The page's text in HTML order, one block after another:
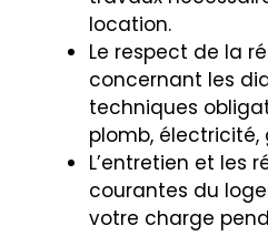
location.
Le respect de la
concernant les
techniques
plomb, électricité,
L’entretien et les
courantes du
votre charge